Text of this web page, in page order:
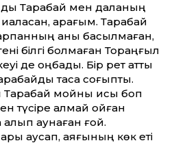
Тарақбай мен даланың
қарағым. Тарақбай
қаны басылмаған,
білгі болмаған Тораңғыл
де оңбады. Бір рет қатты
тасқа соғыпты.
мойны қисық боп
түсіре алмай қойған
аунаған ғой.
қаусап, аяғының көк еті